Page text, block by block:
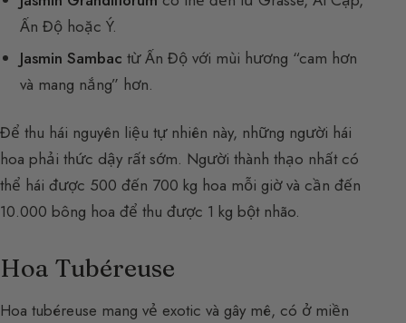
Ấn Độ hoặc Ý.
Jasmin Sambac từ Ấn Độ với mùi hương “cam hơn
và mang nắng” hơn.
Để thu hái nguyên liệu tự nhiên này, những người hái
hoa phải thức dậy rất sớm. Người thành thạo nhất có
thể hái được 500 đến 700 kg hoa mỗi giờ và cần đến
10.000 bông hoa để thu được 1 kg bột nhão.
Hoa Tubéreuse
Hoa tubéreuse mang vẻ exotic và gây mê, có ở miền